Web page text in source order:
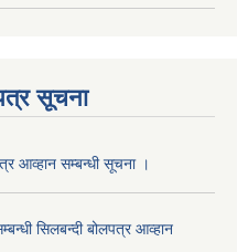
सूचना
आव्हान सम्बन्धी सूचना ।
सिलबन्दी बोलपत्र आव्हान